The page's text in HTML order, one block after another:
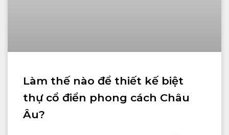
Làm thế nào để thiết kế biệt
thự cổ điển phong cách Châu
Âu?